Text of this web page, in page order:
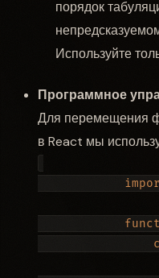
порядок
Используйте
Программное
Для перемещения
в React мы